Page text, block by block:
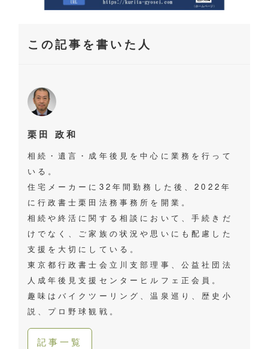
この記事を書いた人
栗田 政和
相続・遺言・成年後見を中心に業務を行って
いる。
住宅メーカーに32年間勤務した後、2022年
に行政書士栗田法務事務所を開業。
相続や終活に関する相談において、手続きだ
けでなく、ご家族の状況や思いにも配慮した
支援を大切にしている。
東京都行政書士会立川支部理事、公益社団法
人成年後見支援センターヒルフェ正会員。
趣味はバイクツーリング、温泉巡り、歴史小
説、プロ野球観戦。
記事一覧